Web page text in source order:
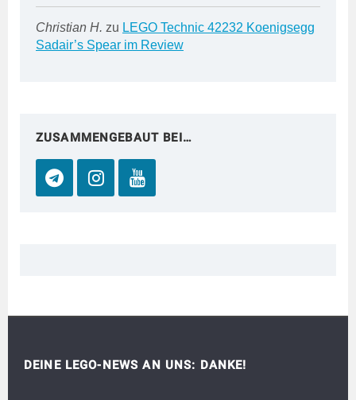
Christian H. zu LEGO Technic 42232 Koenigsegg
Sadair’s Spear im Review
ZUSAMMENGEBAUT BEI…
DEINE LEGO-NEWS AN UNS: DANKE!